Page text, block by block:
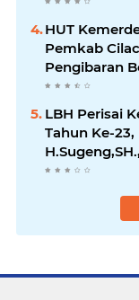
HUT
Pemkab
Pengibaran
Putih
LBH Perisai
Tahun Ke-